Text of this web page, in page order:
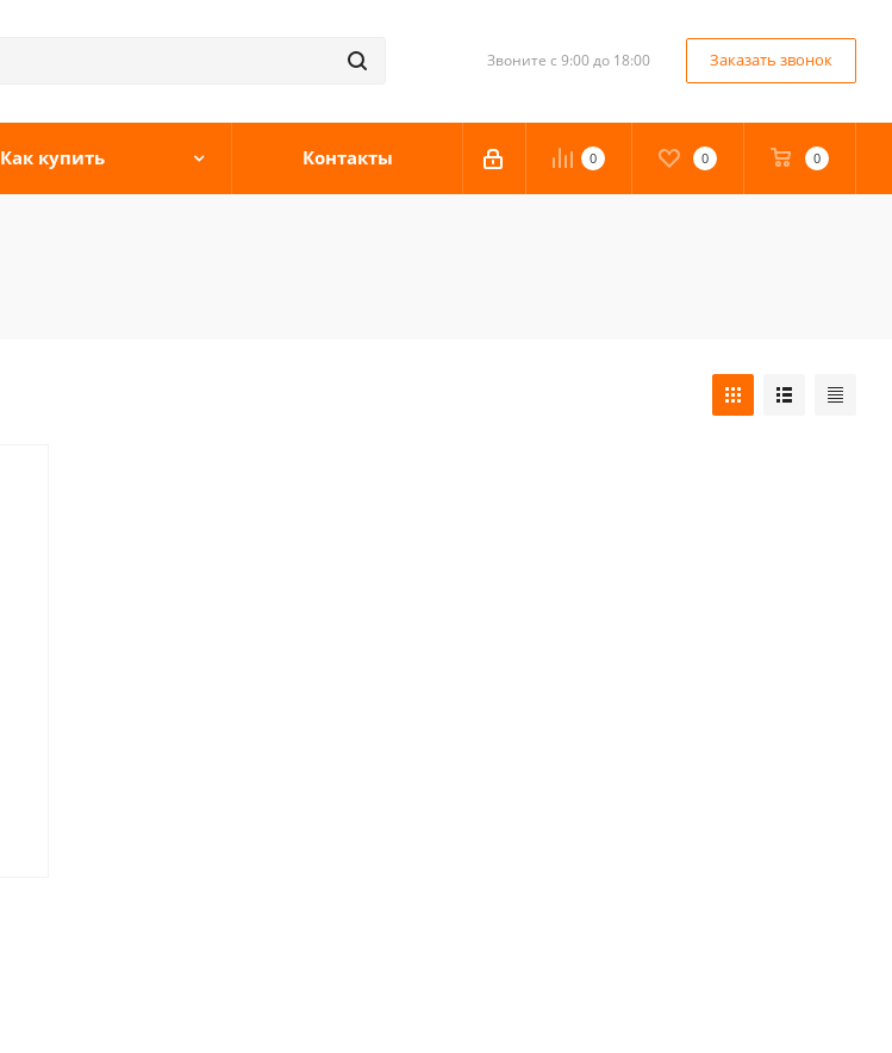
Звоните с 9:00 до 18:00 Заказать звонок
0 0 0
Как купить Контакты